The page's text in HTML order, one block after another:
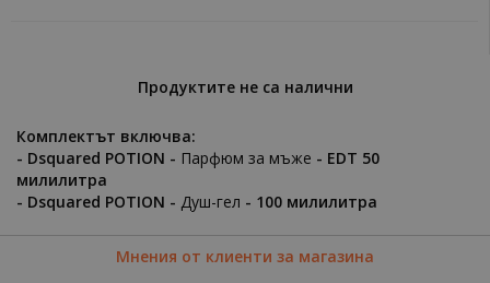
Продуктите не са налични
Комплектът включва:
- Dsquared POTION - Парфюм за мъже - EDT 50
милилитра
- Dsquared POTION - Душ-гел - 100 милилитра
Мнения от клиенти за магазина